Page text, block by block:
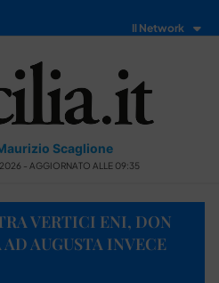
Il Network
Scaglione
- AGGIORNATO ALLE 09:35
VERTICI ENI, DON
AUGUSTA INVECE